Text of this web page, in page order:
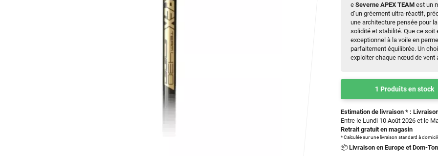
e Severne APEX TEAM est un
d’un gréement ultra-réactif,
une architecture pensée pour
solidité et stabilité. Que ce soit
exceptionnel à la voile en
parfaitement équilibrée. Un
exploiter chaque nœud de vent
1 Produits en stock
Estimation de livraison * :
Entre le Lundi 10 Août 2026 et le
Retrait gratuit en magasin
* Calculée sur une livraison standard à
📦 Livraison en Europe et Dom-